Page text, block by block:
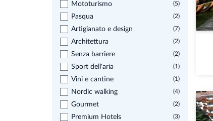
Mototurismo (5)
Pasqua (2)
Artigianato e design (7)
Architettura (2)
Senza barriere (2)
Sport dell'aria (1)
Vini e cantine (1)
Nordic walking (4)
Gourmet (2)
Premium Hotels (3)